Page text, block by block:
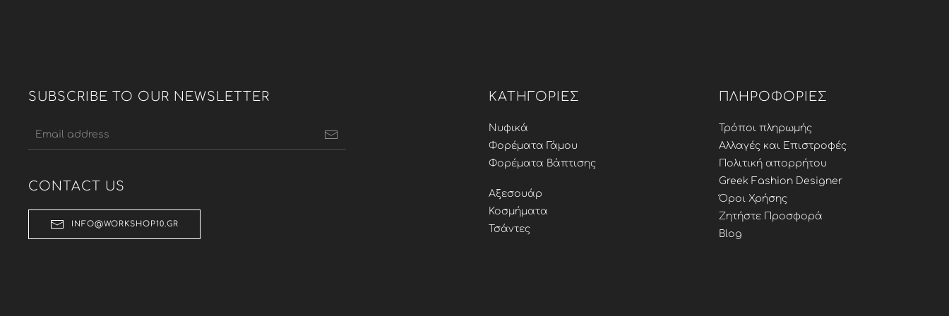
SUBSCRIBE TO OUR NEWSLETTER
CONTACT US
INFO@WORKSHOP10.GR
ΚΑΤΗΓΟΡΊΕΣ
Νυφικά
Φορέματα Γάμου
Φορέματα Βάπτισης
Αξεσουάρ
Κοσμήματα
Τσάντες
ΠΛΗΡΟΦΟΡΊΕΣ
Τρόποι πληρωμής
Αλλαγές και Επιστροφές
Πολιτική απορρήτου
Greek Fashion Designer
Όροι Χρήσης
Ζητήστε Προσφορά
Blog